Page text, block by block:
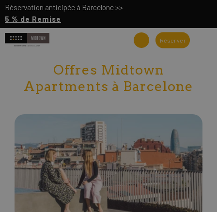
Réservation anticipée à Barcelone >>
5 % de Remise
Réserver
Offres Midtown
Apartments à Barcelone